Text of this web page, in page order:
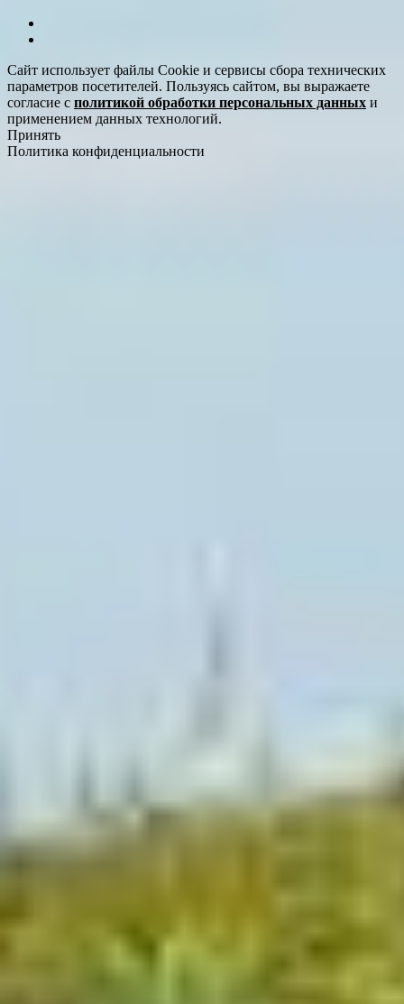
Сайт использует файлы Cookie и сервисы сбора технических
параметров посетителей. Пользуясь сайтом, вы выражаете
согласие с политикой обработки персональных данных и
применением данных технологий.
Принять
Политика конфиденциальности